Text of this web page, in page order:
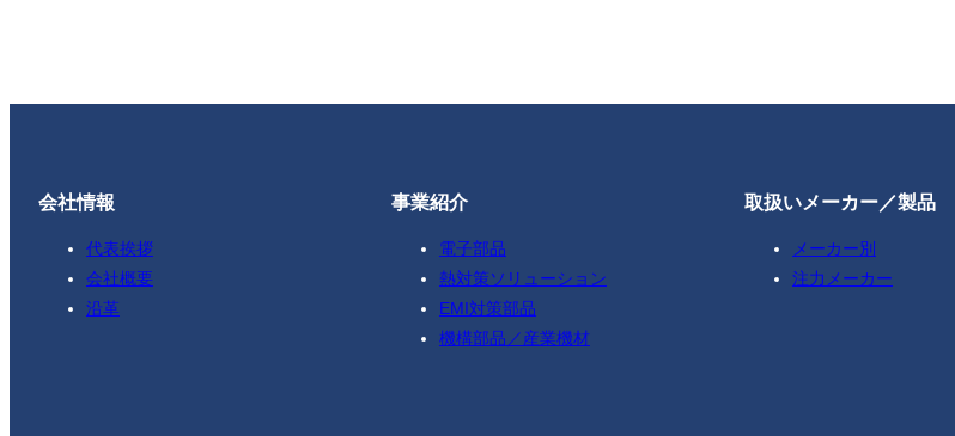
会社情報
代表挨拶
会社概要
沿革
事業紹介
電子部品
熱対策ソリューション
EMI対策部品
機構部品／産業機材
取扱いメーカー／製品
メーカー別
注力メーカー